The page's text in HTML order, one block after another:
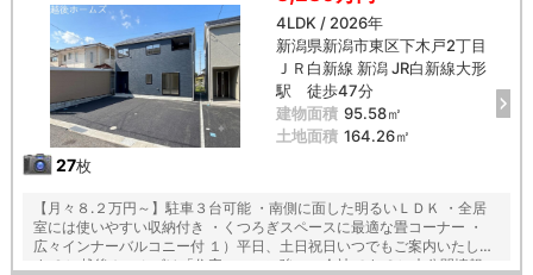
シ』 【教育】 牡丹山小学校 徒歩６分 木戸中学校 徒歩３分
27枚
4LDK / 2026年
新潟県新潟市東区下木戸2丁目
ＪＲ白新線 新潟 JR白新線大形
駅 徒歩47分
建物面積 95.58㎡
土地面積 164.26㎡
【月々８.２万円～】駐車３台可能 ・南側に面した明るいＬＤＫ ・全居
室には使いやすい収納付き ・くつろぎスペースに最適な畳コーナー ・
広々インナーバルコニー付 １）平日、土日祝日いつでもご案内いたしま
す ２）越後ホームズは「住宅ローンに強い」会社です ３）未公開情報